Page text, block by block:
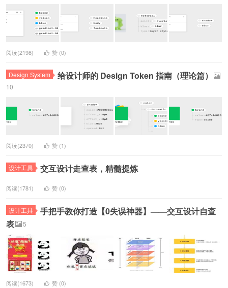
阅读(2198) 赞 (0)
Design System 给设计师的 Design Token 指南（理论篇）
10
阅读(2370) 赞 (1)
设计工具 交互设计走查表，精髓提炼
阅读(1781) 赞 (0)
设计工具
手把手教你打造【0失误神器】——交互设计自查
表
5
阅读(1673) 赞 (0)